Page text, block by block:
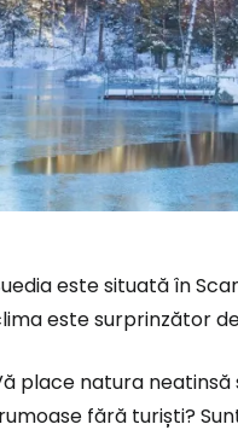
este situată în
este surprinzător
place natura neatinsă
fără turiști?